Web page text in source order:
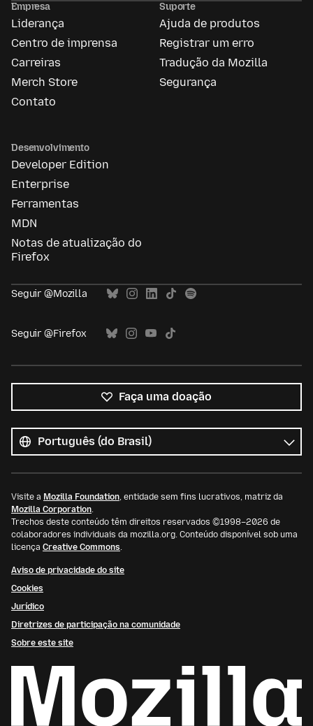
Empresa
Liderança
Centro de imprensa
Carreiras
Merch Store
Contato
Suporte
Ajuda de produtos
Registrar um erro
Tradução da Mozilla
Segurança
Desenvolvimento
Developer Edition
Enterprise
Ferramentas
MDN
Notas de atualização do
Firefox
Seguir @Mozilla
Seguir @Firefox
Faça uma doação
os
idiomas
Idioma
Visite a Mozilla Foundation, entidade sem fins lucrativos, matriz da
Mozilla Corporation.
Trechos deste conteúdo têm direitos reservados ©1998–2026 de
colaboradores individuais da mozilla.org. Conteúdo disponível sob uma
licença Creative Commons.
Aviso de privacidade do site
Cookies
Jurídico
Diretrizes de participação na comunidade
Sobre este site